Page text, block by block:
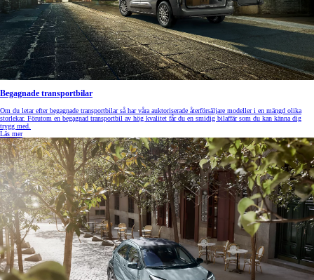
Begagnade transportbilar
Om du letar efter begagnade transportbilar så har våra auktoriserade återförsäljare modeller i en mängd olika
storlekar. Förutom en begagnad transportbil av hög kvalitet får du en smidig bilaffär som du kan känna dig
trygg med.
Läs mer